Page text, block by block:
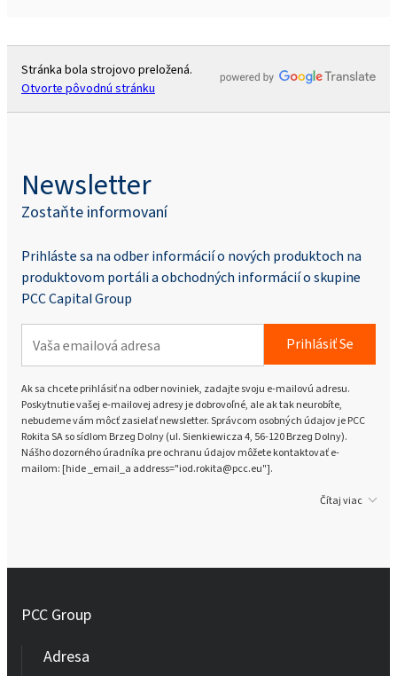
Stránka bola strojovo preložená.
Otvorte pôvodnú stránku
Newsletter
Zostaňte informovaní
Prihláste sa na odber informácií o nových produktoch na
produktovom portáli a obchodných informácií o skupine
PCC Capital Group
Prihlásiť Se
Ak sa chcete prihlásiť na odber noviniek, zadajte svoju e-mailovú adresu.
Poskytnutie vašej e-mailovej adresy je dobrovoľné, ale ak tak neurobíte,
nebudeme vám môcť zasielať newsletter. Správcom osobných údajov je PCC
Rokita SA so sídlom Brzeg Dolny (ul. Sienkiewicza 4, 56-120 Brzeg Dolny).
Nášho dozorného úradníka pre ochranu údajov môžete kontaktovať e-
mailom: [hide _email_a address="iod.rokita@pcc.eu"].
Čítaj viac
PCC Group
Adresa